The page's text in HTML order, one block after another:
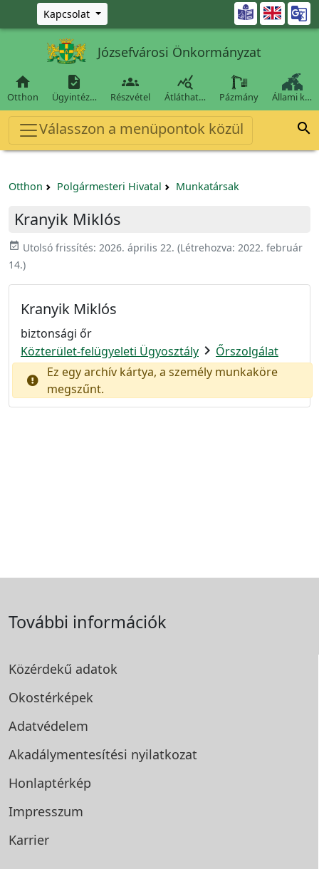
Ugrás a fő tartalomra
Kapcsolat 
Józsefvárosi Önkormányzat

Otthon

Ügyintéz…

Részvétel

Átláthat… Pázmány Állami k…
Válasszon a menüpontok közül 
Otthon Polgármesteri Hivatal Munkatársak
Kranyik Miklós
event_available Utolsó frissítés: 2026. április 22. (Létrehozva: 2022. február
14.)
Kranyik Miklós
biztonsági őr
Közterület-felügyeleti Ügyosztály chevron_right Őrszolgálat
Ez egy archív kártya, a személy munkaköre
megszűnt.
További információk
Közérdekű adatok
Okostérképek
Adatvédelem
Akadálymentesítési nyilatkozat
Honlaptérkép
Impresszum
Karrier